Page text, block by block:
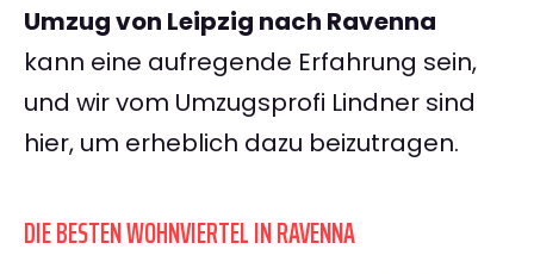
Umzug von Leipzig nach Ravenna
kann eine aufregende Erfahrung sein,
und wir vom Umzugsprofi Lindner sind
hier, um erheblich dazu beizutragen.
DIE BESTEN WOHNVIERTEL IN RAVENNA